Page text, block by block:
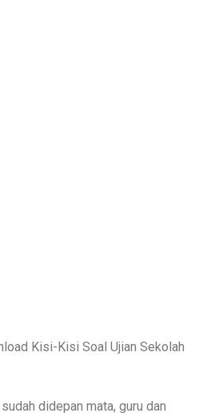
Kisi-Kisi Soal Ujian Sekolah
didepan mata, guru dan